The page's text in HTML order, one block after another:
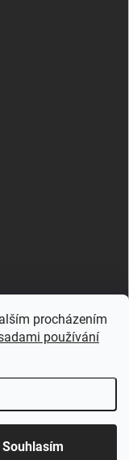
procházením
používání
Souhlasím
Upravit nastavení